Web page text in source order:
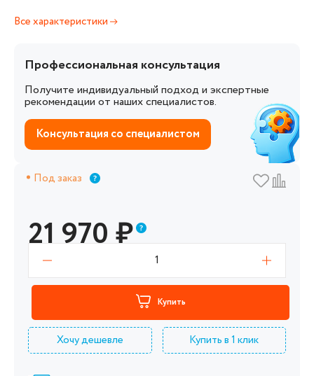
Все характеристики
Профессиональная консультация
Получите индивидуальный подход и экспертные
рекомендации от наших специалистов.
Консультация со специалистом
Под заказ
21 970₽
1
Купить
Хочу дешевле Купить в 1 клик